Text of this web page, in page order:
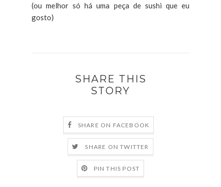
(ou melhor só há uma peça de sushi que eu
gosto)
SHARE THIS
STORY
SHARE ON FACEBOOK
SHARE ON TWITTER
PIN THIS POST